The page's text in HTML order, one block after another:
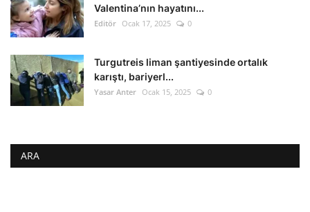
Valentina’nın hayatını...
Editör Ocak 17, 2025 0
Turgutreis liman şantiyesinde ortalık
karıştı, bariyerl...
Yasar Anter Ocak 15, 2025 0
ARA